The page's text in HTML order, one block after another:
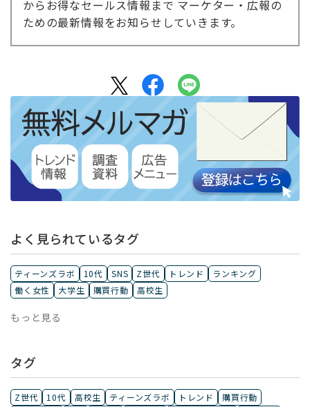
からお得なセールス情報まで マーケター・広報の
ための最新情報をお知らせしていきます。
よく見られているタグ
ティーンズラボ 10代 SNS Z世代 トレンド
ランキング
働く女性
大学生 購買行動 高校生
もっと見る
タグ
Z世代 10代 高校生 ティーンズラボ トレンド
購買行動